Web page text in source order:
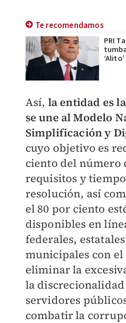
Te recomendamos
PRI
‘Alito’
Así, la entidad es
se une al Modelo
Simplificación y
cuyo objetivo es
ciento del número
requisitos y
resolución, así
el 80 por ciento
disponibles en
federales,
municipales con
eliminar la
la
servidores
combatir la